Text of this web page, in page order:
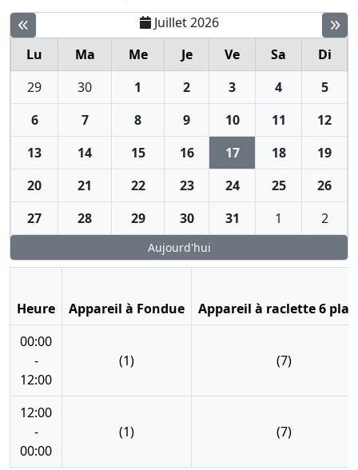
Juillet 2026
Lu
Ma Me Je Ve Sa
Di
29
30 1 2 3 4
5
6
7 8 9 10 11
12
13
14 15 16 17 18
19
20
21 22 23 24 25
26
27
28 29 30 31 1 2
Aujourd'hui
Heure Appareil à Fondue
Appareil à raclette 6
00:00
-
12:00
(1) (7)
12:00
-
00:00
(1) (7)